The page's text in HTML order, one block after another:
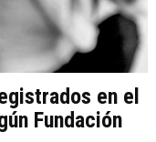
en el
Fundación